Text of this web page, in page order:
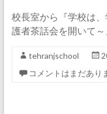
校長室から『学校は
護者茶話会を開いて～
tehranjschool
コメントはまだあり